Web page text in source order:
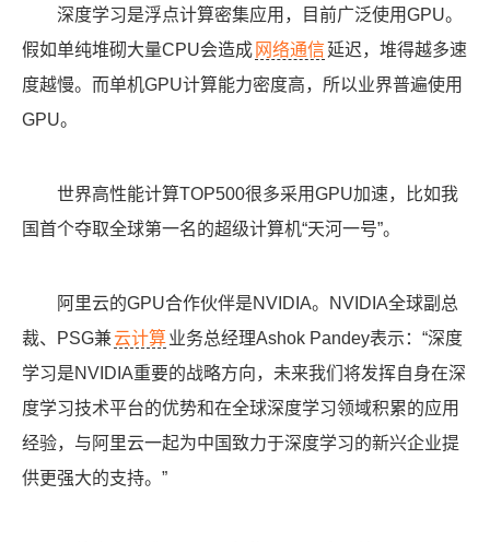
深度学习是浮点计算密集应用，目前广泛使用GPU。
假如单纯堆砌大量CPU会造成 网络通信延迟，堆得越多速
度越慢。而单机GPU计算能力密度高，所以业界普遍使用
GPU。
世界高性能计算TOP500很多采用GPU加速，比如我
国首个夺取全球第一名的超级计算机“天河一号”。
阿里云的GPU合作伙伴是NVIDIA。NVIDIA全球副总
裁、PSG兼云计算业务总经理Ashok Pandey表示：“深度
学习是NVIDIA重要的战略方向，未来我们将发挥自身在深
度学习技术平台的优势和在全球深度学习领域积累的应用
经验，与阿里云一起为中国致力于深度学习的新兴企业提
供更强大的支持。”